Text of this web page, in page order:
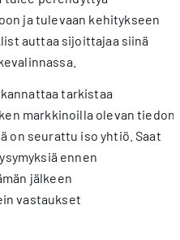
ja tulevaan kehitykseen
auttaa sijoittajaa siinä
tarkistaa
markkinoilla olevan tiedon
on seurattu iso yhtiö. Saat
ennen
jälkeen
vastaukset